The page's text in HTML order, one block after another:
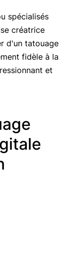
spécialisés
créatrice
d'un tatouage
fidèle à la
et